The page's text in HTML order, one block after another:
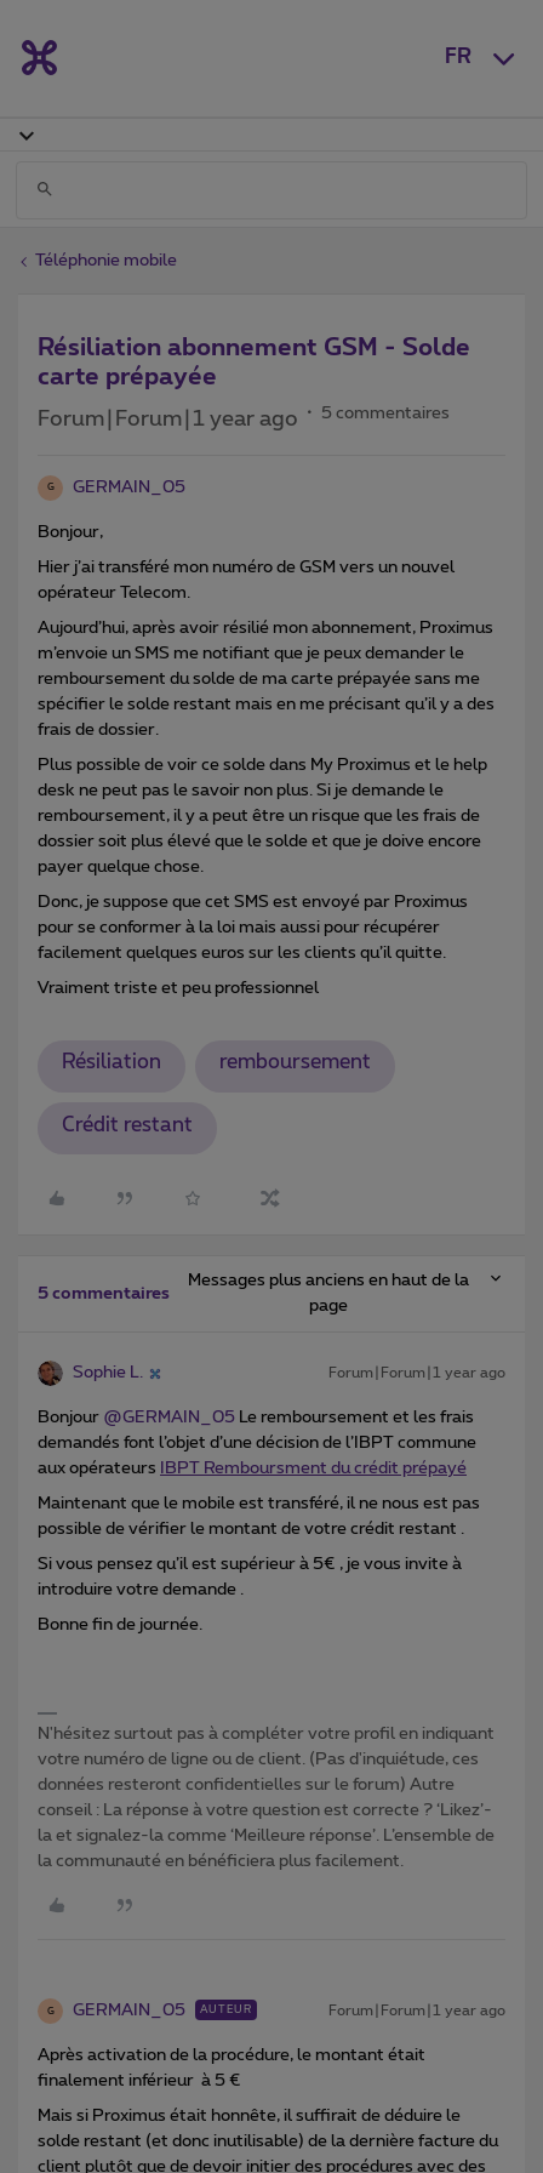
FR
Téléphonie mobile
Résiliation abonnement GSM - Solde
carte prépayée
Forum|Forum|1 year ago 5 commentaires
G GERMAIN_05
Bonjour,
Hier j’ai transféré mon numéro de GSM vers un nouvel
opérateur Telecom.
Aujourd’hui, après avoir résilié mon abonnement, Proximus
m’envoie un SMS me notifiant que je peux demander le
remboursement du solde de ma carte prépayée sans me
spécifier le solde restant mais en me précisant qu’il y a des
frais de dossier.
Plus possible de voir ce solde dans My Proximus et le help
desk ne peut pas le savoir non plus. Si je demande le
remboursement, il y a peut être un risque que les frais de
dossier soit plus élevé que le solde et que je doive encore
payer quelque chose.
Donc, je suppose que cet SMS est envoyé par Proximus
pour se conformer à la loi mais aussi pour récupérer
facilement quelques euros sur les clients qu’il quitte.
Vraiment triste et peu professionnel
Résiliation remboursement
Crédit restant
5 commentaires
Messages plus anciens en haut de la
page
Sophie L. Forum|Forum|1 year ago
Bonjour ​ @GERMAIN_05 Le remboursement et les frais
demandés font l’objet d’une décision de l’IBPT commune
aux opérateurs
IBPT Remboursment du crédit prépayé
Maintenant que le mobile est transféré, il ne nous est pas
possible de vérifier le montant de votre crédit restant .
Si vous pensez qu’il est supérieur à 5€ , je vous invite à
introduire votre demande .
Bonne fin de journée.
N'hésitez surtout pas à compléter votre profil en indiquant
votre numéro de ligne ou de client. (Pas d'inquiétude, ces
données resteront confidentielles sur le forum) Autre
conseil : La réponse à votre question est correcte ? ‘Likez’-
la et signalez-la comme ‘Meilleure réponse’. L’ensemble de
la communauté en bénéficiera plus facilement.
G GERMAIN_05 AUTEUR Forum|Forum|1 year ago
Après activation de la procédure, le montant était
finalement inférieur à 5 €
Mais si Proximus était honnête, il suffirait de déduire le
solde restant (et donc inutilisable) de la dernière facture du
client plutôt que de devoir initier des procédures avec des